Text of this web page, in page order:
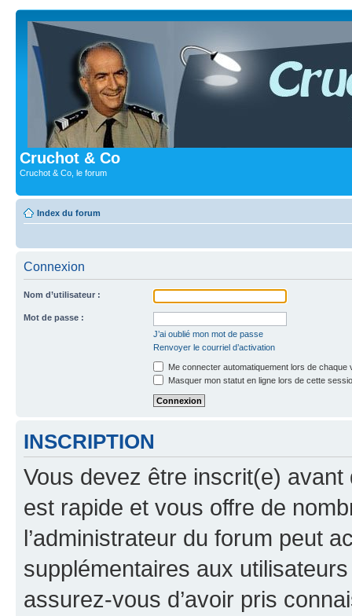
Cruchot & Co
Cruchot & Co, le forum
Index du forum
Connexion
Nom d’utilisateur :
Mot de passe :
J’ai oublié mon mot de passe
Renvoyer le courriel d’activation
Me connecter automatiquement lors de chaque
Masquer mon statut en ligne lors de cette
INSCRIPTION
Vous devez être inscrit(e) avant
est rapide et vous offre de
l’administrateur du forum peut
supplémentaires aux
assurez-vous d’avoir pris